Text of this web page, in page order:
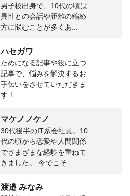
男子校出身で、10代の頃は
異性との会話や距離の縮め
方に悩むことが多くあ...
ハセガワ
ためになる記事や役に立つ
記事で、悩みを解決するお
手伝いをさせていただきま
す！
マケノノケノ
30代後半のIT系会社員。10
代の頃から恋愛や人間関係
でさまざまな経験を重ねて
きました。 今でこそ...
渡邉 みなみ